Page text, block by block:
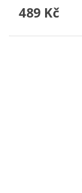
489 Kč